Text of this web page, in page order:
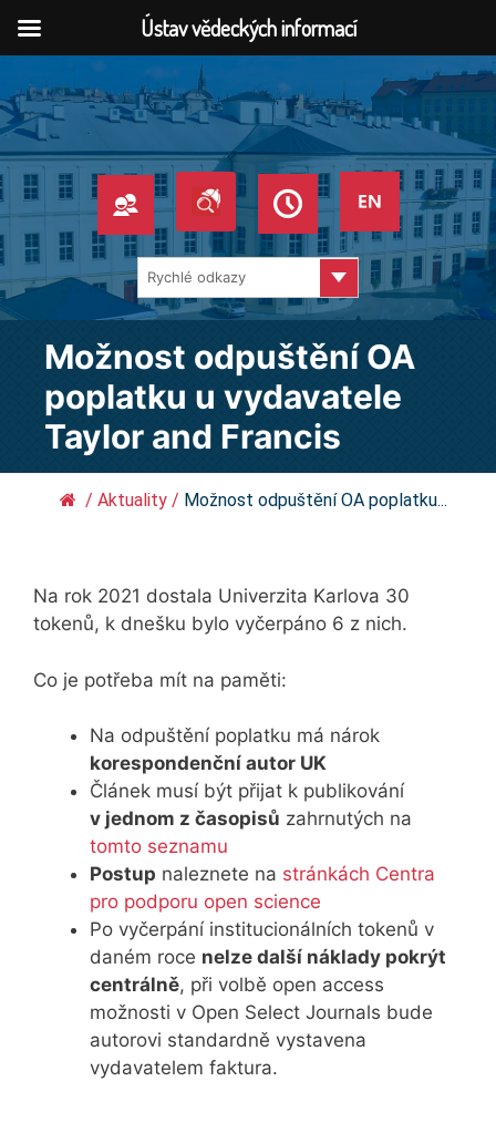
na
obsah
Možnost odpuštění OA
poplatku u vydavatele
Taylor and Francis
/ Aktuality / Možnost odpuštění OA poplatku...
Na rok 2021 dostala Univerzita Karlova 30
tokenů, k dnešku bylo vyčerpáno 6 z nich.
Co je potřeba mít na paměti:
Na odpuštění poplatku má nárok
korespondenční autor UK
Článek musí být přijat k publikování
v jednom z časopisů zahrnutých na
tomto seznamu
Postup naleznete na stránkách Centra
pro podporu open science
Po vyčerpání institucionálních tokenů v
daném roce nelze další náklady pokrýt
centrálně, při volbě open access
možnosti v Open Select Journals bude
autorovi standardně vystavena
vydavatelem faktura.
Ústav vědeckých informací